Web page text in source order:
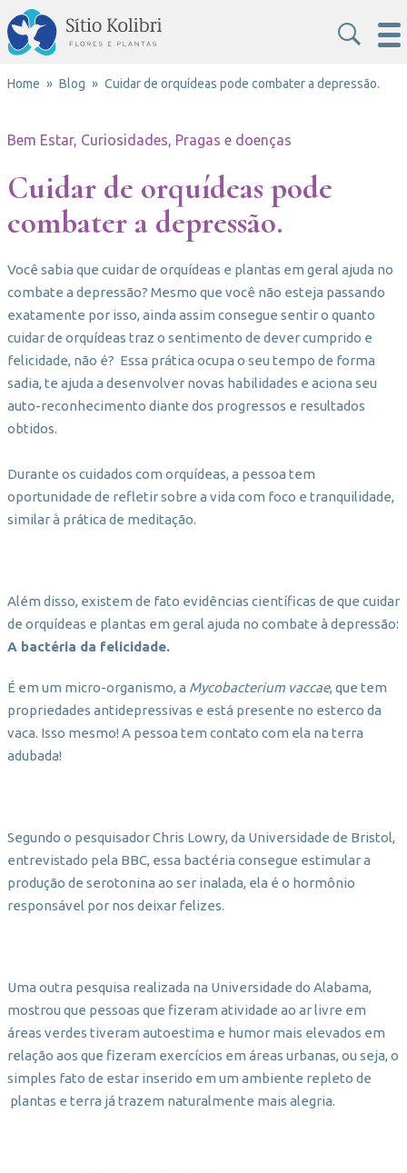
Home Blog Cuidar de orquídeas pode combater a depressão.
Bem Estar, Curiosidades, Pragas e doenças
Cuidar de orquídeas pode
combater a depressão.
Você sabia que cuidar de orquídeas e plantas em geral ajuda no
combate a depressão? Mesmo que você não esteja passando
exatamente por isso, ainda assim consegue sentir o quanto
cuidar de orquídeas traz o sentimento de dever cumprido e
felicidade, não é? Essa prática ocupa o seu tempo de forma
sadia, te ajuda a desenvolver novas habilidades e aciona seu
auto-reconhecimento diante dos progressos e resultados
obtidos.
Durante os cuidados com orquídeas, a pessoa tem
oportunidade de refletir sobre a vida com foco e tranquilidade,
similar à prática de meditação.
Além disso, existem de fato evidências científicas de que cuidar
de orquídeas e plantas em geral ajuda no combate à depressão:
A bactéria da felicidade.
É em um micro-organismo, a Mycobacterium vaccae, que tem
propriedades antidepressivas e está presente no esterco da
vaca. Isso mesmo! A pessoa tem contato com ela na terra
adubada!
Segundo o pesquisador Chris Lowry, da Universidade de Bristol,
entrevistado pela BBC, essa bactéria consegue estimular a
produção de serotonina ao ser inalada, ela é o hormônio
responsável por nos deixar felizes.
Uma outra pesquisa realizada na Universidade do Alabama,
mostrou que pessoas que fizeram atividade ao ar livre em
áreas verdes tiveram autoestima e humor mais elevados em
relação aos que fizeram exercícios em áreas urbanas, ou seja, o
simples fato de estar inserido em um ambiente repleto de
plantas e terra já trazem naturalmente mais alegria.